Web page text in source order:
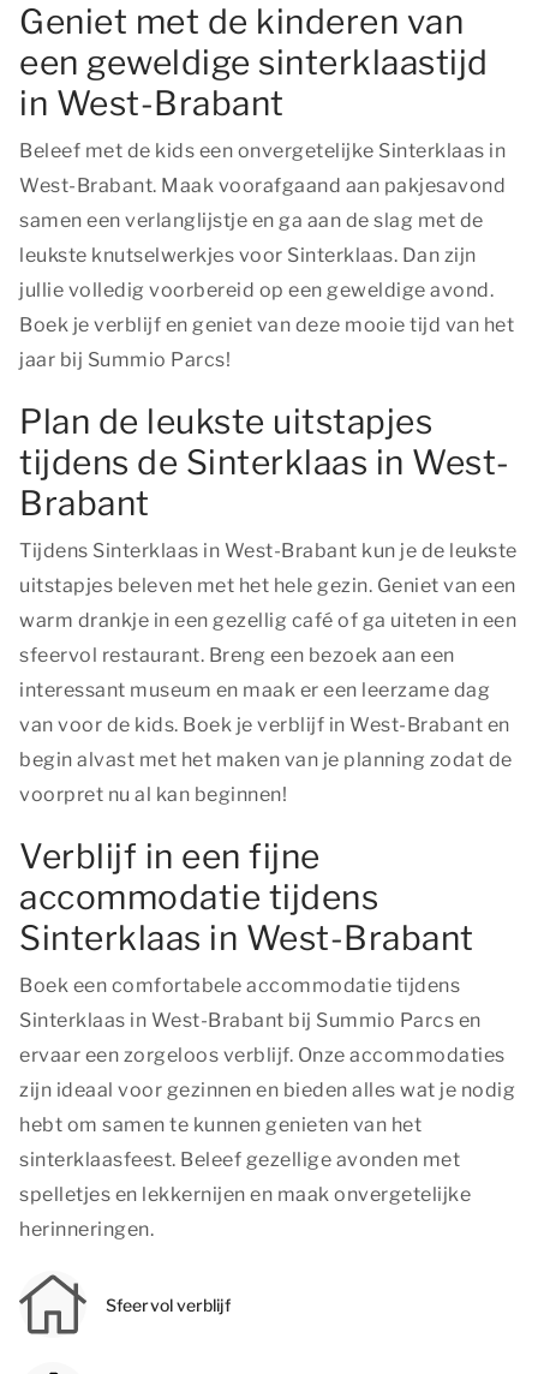
Geniet met de kinderen van
een geweldige sinterklaastijd
in West-Brabant
Beleef met de kids een onvergetelijke Sinterklaas in
West-Brabant. Maak voorafgaand aan pakjesavond
samen een verlanglijstje en ga aan de slag met de
leukste knutselwerkjes voor Sinterklaas. Dan zijn
jullie volledig voorbereid op een geweldige avond.
Boek je verblijf en geniet van deze mooie tijd van het
jaar bij Summio Parcs!
Plan de leukste uitstapjes
tijdens de Sinterklaas in West-
Brabant
Tijdens Sinterklaas in West-Brabant kun je de leukste
uitstapjes beleven met het hele gezin. Geniet van een
warm drankje in een gezellig café of ga uiteten in een
sfeervol restaurant. Breng een bezoek aan een
interessant museum en maak er een leerzame dag
van voor de kids. Boek je verblijf in West-Brabant en
begin alvast met het maken van je planning zodat de
voorpret nu al kan beginnen!
Verblijf in een fijne
accommodatie tijdens
Sinterklaas in West-Brabant
Boek een comfortabele accommodatie tijdens
Sinterklaas in West-Brabant bij Summio Parcs en
ervaar een zorgeloos verblijf. Onze accommodaties
zijn ideaal voor gezinnen en bieden alles wat je nodig
hebt om samen te kunnen genieten van het
sinterklaasfeest. Beleef gezellige avonden met
spelletjes en lekkernijen en maak onvergetelijke
herinneringen.
Sfeervol verblijf